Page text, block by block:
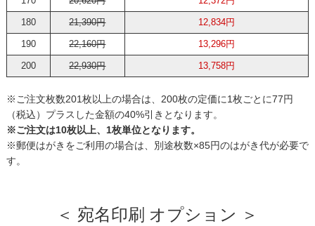
180 21,390円 12,834円
190 22,160円 13,296円
200 22,930円 13,758円
※ご注文枚数201枚以上の場合は、200枚の定価に1枚ごとに77円
（税込）プラスした金額の40%引きとなります。
※ご注文は10枚以上、1枚単位となります。
※郵便はがきをご利用の場合は、別途枚数×85円のはがき代が必要で
す。
＜ 宛名印刷 オプション ＞